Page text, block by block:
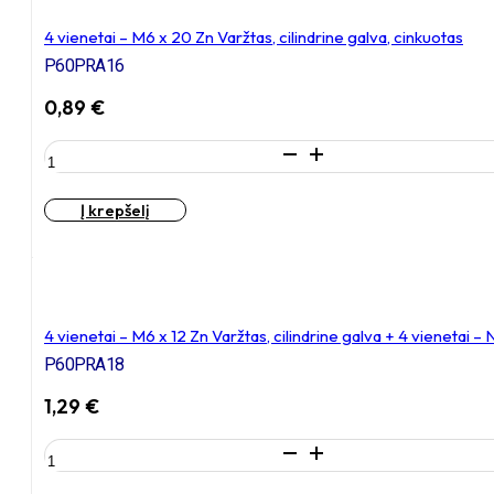
Zn
Varžtas,
cilindrine
cinkuotas
4 vienetai – M6 x 20 Zn Varžtas, cilindrine galva, cinkuotas
P60PRA16
0,89 €
produkto
kiekis:
4
vienetai
Zn
Varžtas,
cilindrine
cinkuotas
Į krepšelį
4 vienetai – M6 x 12 Zn Varžtas, cilindrine galva + 4 vienetai –
P60PRA18
1,29 €
produkto
kiekis: